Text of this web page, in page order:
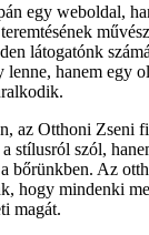
egy weboldal,
látogatónk
hanem egy
az Otthoni Zseni
stílusról szól,
bőrünkben. Az
hogy mindenki
magát.